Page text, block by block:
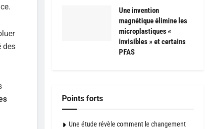
des
Une invention
magnétique élimine les
microplastiques «
invisibles » et certains
PFAS
Points forts
Une étude révèle comment le changement